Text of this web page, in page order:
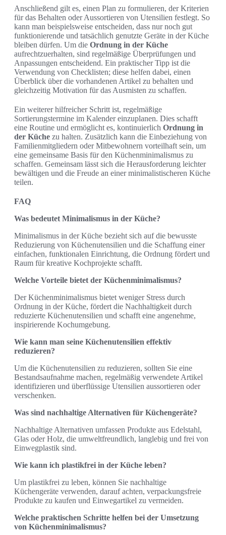
Anschließend gilt es, einen Plan zu formulieren, der Kriterien
für das Behalten oder Aussortieren von Utensilien festlegt. So
kann man beispielsweise entscheiden, dass nur noch gut
funktionierende und tatsächlich genutzte Geräte in der Küche
bleiben dürfen. Um die Ordnung in der Küche
aufrechtzuerhalten, sind regelmäßige Überprüfungen und
Anpassungen entscheidend. Ein praktischer Tipp ist die
Verwendung von Checklisten; diese helfen dabei, einen
Überblick über die vorhandenen Artikel zu behalten und
gleichzeitig Motivation für das Ausmisten zu schaffen.
Ein weiterer hilfreicher Schritt ist, regelmäßige
Sortierungstermine im Kalender einzuplanen. Dies schafft
eine Routine und ermöglicht es, kontinuierlich Ordnung in
der Küche zu halten. Zusätzlich kann die Einbeziehung von
Familienmitgliedern oder Mitbewohnern vorteilhaft sein, um
eine gemeinsame Basis für den Küchenminimalismus zu
schaffen. Gemeinsam lässt sich die Herausforderung leichter
bewältigen und die Freude an einer minimalistischeren Küche
teilen.
FAQ
Was bedeutet Minimalismus in der Küche?
Minimalismus in der Küche bezieht sich auf die bewusste
Reduzierung von Küchenutensilien und die Schaffung einer
einfachen, funktionalen Einrichtung, die Ordnung fördert und
Raum für kreative Kochprojekte schafft.
Welche Vorteile bietet der Küchenminimalismus?
Der Küchenminimalismus bietet weniger Stress durch
Ordnung in der Küche, fördert die Nachhaltigkeit durch
reduzierte Küchenutensilien und schafft eine angenehme,
inspirierende Kochumgebung.
Wie kann man seine Küchenutensilien effektiv
reduzieren?
Um die Küchenutensilien zu reduzieren, sollten Sie eine
Bestandsaufnahme machen, regelmäßig verwendete Artikel
identifizieren und überflüssige Utensilien aussortieren oder
verschenken.
Was sind nachhaltige Alternativen für Küchengeräte?
Nachhaltige Alternativen umfassen Produkte aus Edelstahl,
Glas oder Holz, die umweltfreundlich, langlebig und frei von
Einwegplastik sind.
Wie kann ich plastikfrei in der Küche leben?
Um plastikfrei zu leben, können Sie nachhaltige
Küchengeräte verwenden, darauf achten, verpackungsfreie
Produkte zu kaufen und Einwegartikel zu vermeiden.
Welche praktischen Schritte helfen bei der Umsetzung
von Küchenminimalismus?